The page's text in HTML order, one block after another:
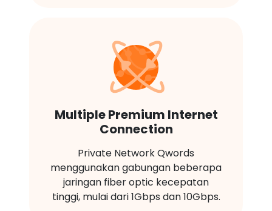
Multiple Premium Internet
Connection
Private Network Qwords
menggunakan gabungan beberapa
jaringan fiber optic kecepatan
tinggi, mulai dari 1Gbps dan 10Gbps.